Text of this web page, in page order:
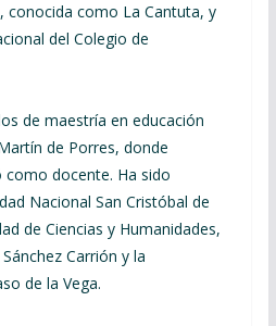
conocida como La Cantuta, y
del Colegio de
de maestría en educación
de Porres, donde
docente. Ha sido
Nacional San Cristóbal de
de Ciencias y Humanidades,
Carrión y la
de la Vega.